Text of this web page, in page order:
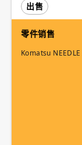
出售
零件销售
Komatsu NEEDLE